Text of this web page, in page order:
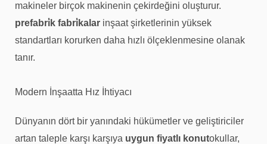
makineler birçok makinenin çekirdeğini oluşturur.
prefabri̇k fabri̇kalar inşaat şirketlerinin yüksek
standartları korurken daha hızlı ölçeklenmesine olanak
tanır.
Modern İnşaatta Hız İhtiyacı
Dünyanın dört bir yanındaki hükümetler ve geliştiriciler
artan taleple karşı karşıya uygun fiyatlı konutokullar,